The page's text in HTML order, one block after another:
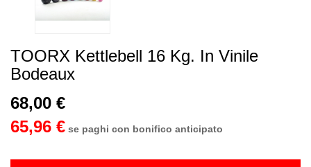
TOORX Kettlebell 16 Kg. In Vinile
Bodeaux
68,00 €
65,96 € se paghi con bonifico anticipato